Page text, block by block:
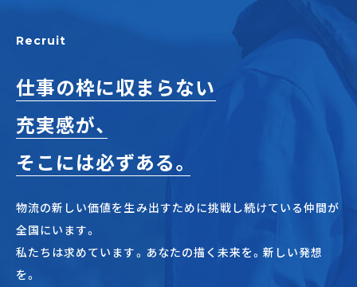
Recruit
仕事の枠に収まらない
充実感が、
そこには必ずある。
物流の新しい価値を生み出すために挑戦し続けている仲間が
全国にいます。
私たちは求めています。あなたの描く未来を。新しい発想
を。